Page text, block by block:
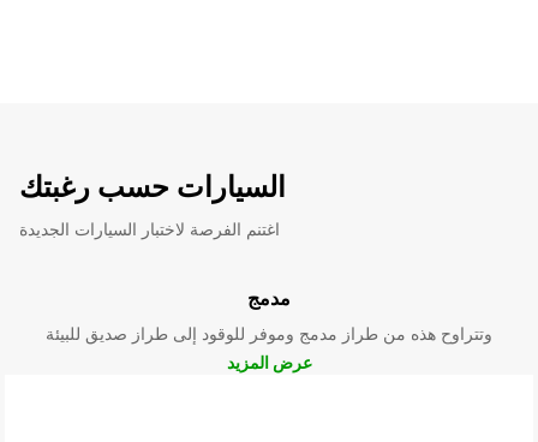
السيارات حسب رغبتك
اغتنم الفرصة لاختبار السيارات الجديدة
مدمج
وتتراوح هذه من طراز مدمج وموفر للوقود إلى طراز صديق للبيئة
عرض المزيد